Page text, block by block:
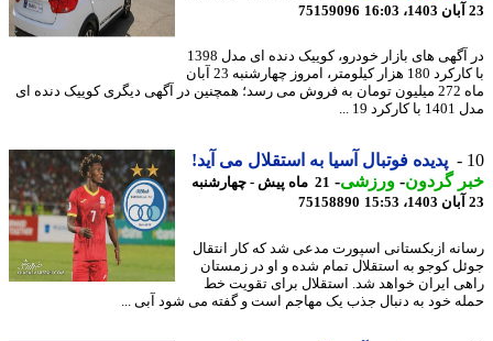
75159096
در آگهی های بازار خودرو، کوییک دنده ای مدل 1398
با کارکرد 180 هزار کیلومتر، امروز چهارشنبه 23 آبان
ماه 272 میلیون تومان به فروش می رسد؛ همچنین در آگهی دیگری کوییک دنده ای
19 ...
پدیده فوتبال آسیا به استقلال می آید!
گردون-ورزشی-
21 ماه پیش - چهارشنبه
75158890
ازبکستانی اسپورت مدعی شد که کار انتقال
کوجو به استقلال تمام شده و او در زمستان
ایران خواهد شد. استقلال برای تقویت خط
خود به دنبال جذب یک مهاجم است و گفته می شود آبی ...